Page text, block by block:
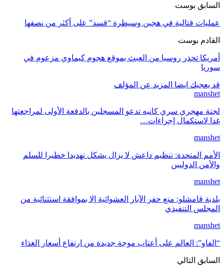
بوست
قتالية في هجين وسيطرة “قسد” على أكثر من نصفها
بوست
تحذر روسيا من العبث بموقع هجوم كيماوي مزعوم في
يعجبك ايضا المزيد عن المؤلف
مهجري سري كانيه تدعو المسجلين بالدفعة الأولى لمراجعتها
لاستكمال إجراءات…
المتحدة: تنظيم داعش لا يزال يشكل تهديدا خطيرا للسلم
الدوليين
قامشلو: منع حفر الآبار العشوائية إلا بموافقة استثنائية من
التنفيذي
العالم على أعتاب موجة جديدة من ارتفاع أسعار الغذاء
التالي